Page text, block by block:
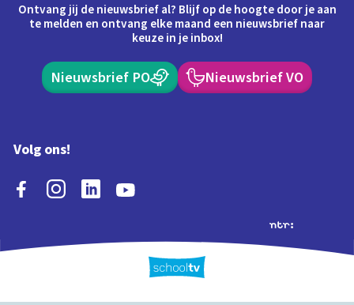
Ontvang jij de nieuwsbrief al? Blijf op de hoogte door je aan
te melden en ontvang elke maand een nieuwsbrief naar
keuze in je inbox!
Nieuwsbrief PO Nieuwsbrief VO
Volg ons!